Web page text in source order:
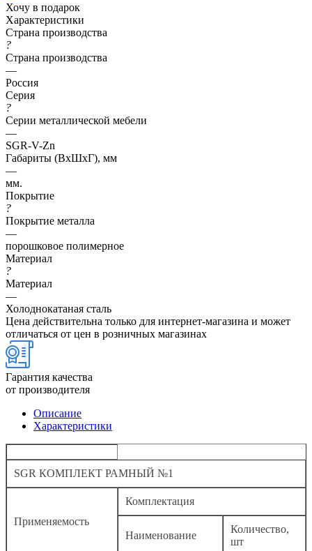
Хочу в подарок
Характеристики
Страна производства
?
Страна производства
—
Россия
Серия
?
Серии металлической мебели
—
SGR-V-Zn
Габариты (ВхШхГ), мм
—
мм.
Покрытие
?
Покрытие металла
—
порошковое полимерное
Материал
?
Материал
—
Холоднокатаная сталь
Цена действительна только для интернет-магазина и может
отличаться от цен в розничных магазинах
Гарантия качества
от производителя
Описание
Характеристики
SGR КОМПЛЕКТ РАМНЫЙ №1
Применяемость
Комплектация
Наименование
Количество,
шт